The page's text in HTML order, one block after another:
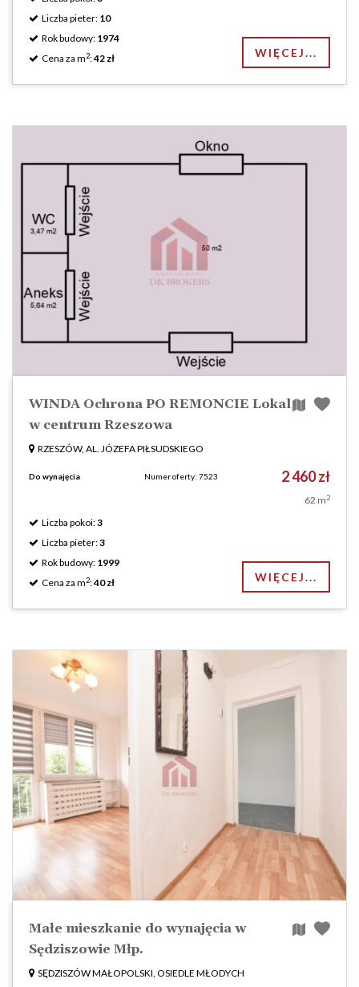
Liczba pieter: 10
Rok budowy: 1974
Cena za m2:42 zł WIĘCEJ...
WINDA Ochrona PO REMONCIE Lokal
w centrum Rzeszowa
RZESZÓW, AL. JÓZEFA PIŁSUDSKIEGO
Do wynajęcia Numer oferty: 7523 2 460 zł
62 m2
Liczba pokoi:3
Liczba pieter:3
Rok budowy: 1999
Cena za m2:40 zł WIĘCEJ...
Małe mieszkanie do wynajęcia w
Sędziszowie Młp.
SĘDZISZÓW MAŁOPOLSKI, OSIEDLE MŁODYCH